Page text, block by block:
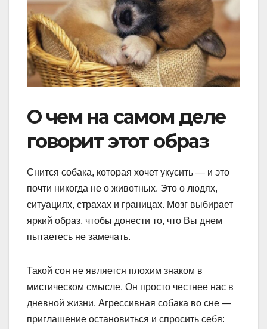
О чем на самом деле
говорит этот образ
Снится собака, которая хочет укусить — и это
почти никогда не о животных. Это о людях,
ситуациях, страхах и границах. Мозг выбирает
яркий образ, чтобы донести то, что Вы днем
пытаетесь не замечать.
Такой сон не является плохим знаком в
мистическом смысле. Он просто честнее нас в
дневной жизни. Агрессивная собака во сне —
приглашение остановиться и спросить себя: